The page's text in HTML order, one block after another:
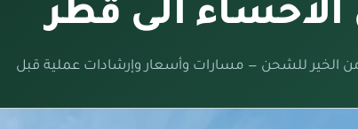
الى قطر
الخير للشحن — مسارات وأسعار وإرشادات عملية قبل